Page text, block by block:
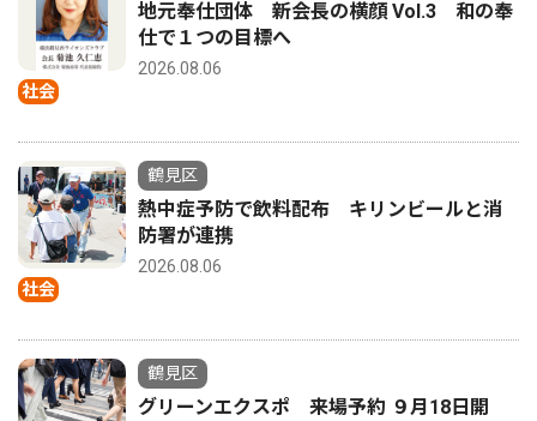
社会
地元奉仕団体 新会長の横顔 Vol.3 和の奉
仕で１つの目標へ
2026.08.06
社会
鶴見区
熱中症予防で飲料配布 キリンビールと消
防署が連携
2026.08.06
鶴見区
グリーンエクスポ 来場予約 ９月18日開